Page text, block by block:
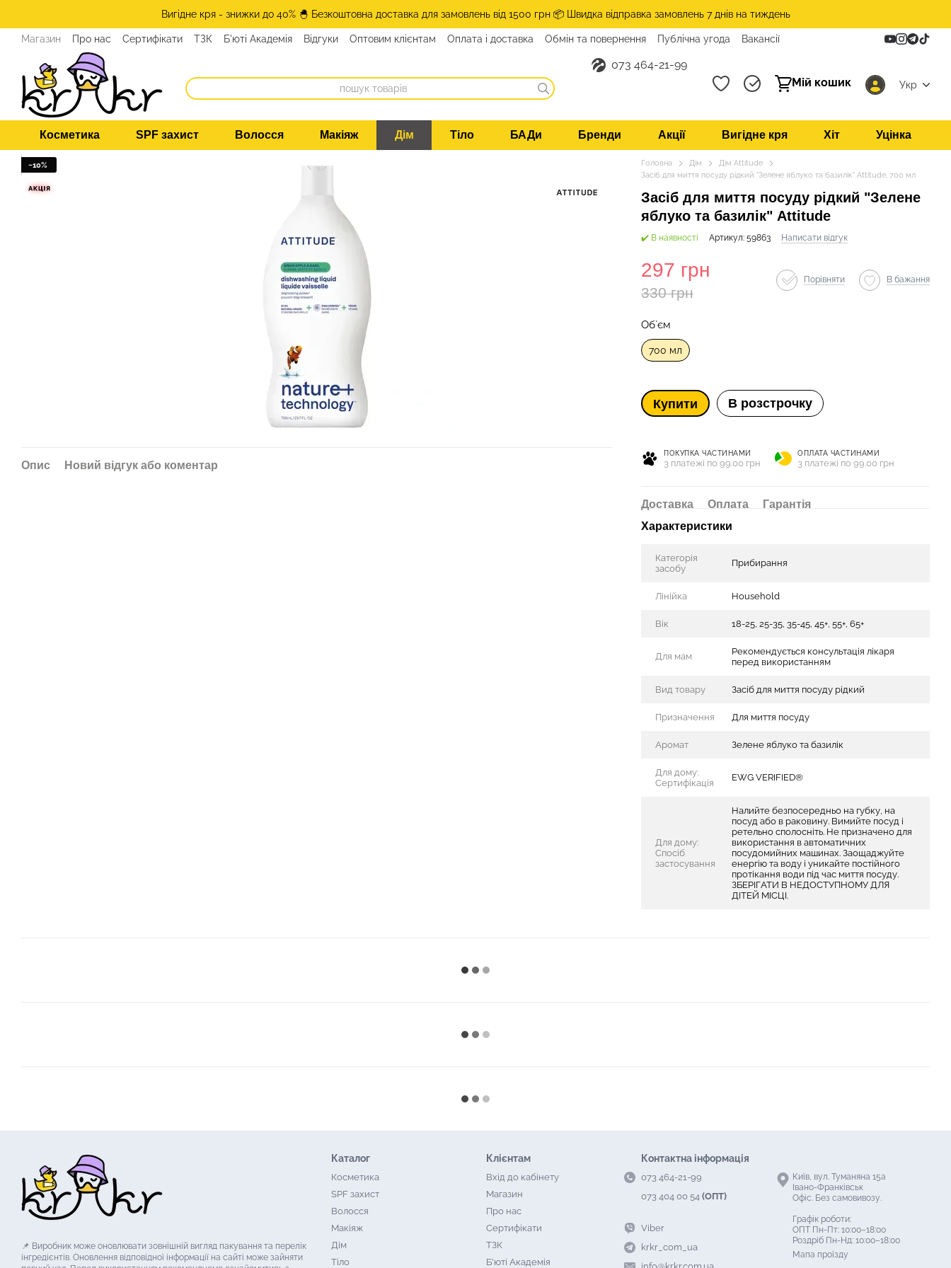
Перейти до основного контентуВигідне кря - знижки до 40% 🐣 Безкоштовна доставка для замовлень від 1500 грн 📦 Швидка відправка замовлень 7 днів на тиждень
Магазин Про нас Сертифікати ТЗК Б'юті Академія Відгуки Оптовим клієнтам Оплата і доставка Обмін та повернення Публічна угода
Вакансії
Програма лояльності
073 464-21-99
Мій кошик
Укр
Косметика SPF захист Волосся Макіяж Дім Тіло БАДи Бренди Акції Вигідне кря Хіт Уцінка
−10%
Опис Новий відгук або коментар
Головна Дім
Дім Attitude
Засіб для миття посуду рідкий "Зелене яблуко та базилік" Attitude, 700 мл
Засіб для миття посуду рідкий "Зелене
яблуко та базилік" Attitude
✔️ В наявності Артикул: 59863 Написати відгук
297 грн
330 грн
Порівняти В бажання
Об`єм
700 мл
Купити В розстрочку
ПОКУПКА ЧАСТИНАМИ
3 платежі по 99.00 грн
ОПЛАТА ЧАСТИНАМИ
3 платежі по 99.00 грн
Доставка Оплата
Гарантія
Характеристики
Категорія
засобу
Прибирання
Лінійка Household
Вік 18-25, 25-35, 35-45, 45+, 55+, 65+
Для мам
Рекомендується консультація лікаря
перед використанням
Вид товару Засіб для миття посуду рідкий
Призначення Для миття посуду
Аромат Зелене яблуко та базилік
Для дому:
Сертифікація
EWG VERIFIED®
Для дому:
Спосіб
застосування
Налийте безпосередньо на губку, на
посуд або в раковину. Вимийте посуд і
ретельно сполосніть. Не призначено для
використання в автоматичних
посудомийних машинах. Заощаджуйте
енергію та воду і уникайте постійного
протікання води під час миття посуду.
ЗБЕРІГАТИ В НЕДОСТУПНОМУ ДЛЯ
ДІТЕЙ МІСЦІ.
📌 Виробник може оновлювати зовнішній вигляд пакування та перелік
інгредієнтів. Оновлення відповідної інформації на сайті може зайняти
Каталог
Косметика
SPF захист
Волосся
Макіяж
Дім
Тіло
Клієнтам
Вхід до кабінету
Магазин
Про нас
Сертифікати
ТЗК
Б'юті Академія
Контактна інформація
073 464-21-99
073 404 00 54 (ОПТ)
Viber
krkr_com_ua
Київ, вул. Туманяна 15а
Івано-Франківськ
Офіс. Без самовивозу.
Графік роботи:
ОПТ Пн-Пт: 10:00–18:00
Роздріб Пн-Нд: 10:00–18:00
Мапа проїзду